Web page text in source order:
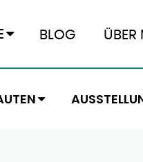
BLOG ÜBER